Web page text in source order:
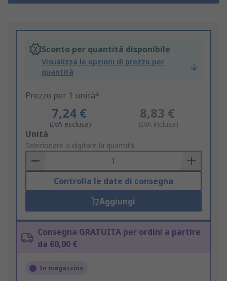
Sconto per quantità disponibile
Visualizza le opzioni di prezzo per
quantità
Prezzo per 1 unità*
7,24 €
(IVA esclusa)
8,83 €
(IVA inclusa)
Add
to
Basket
Unità
Selezionare o digitare la quantità
Controlla le date di consegna
Aggiungi
Consegna GRATUITA per ordini a partire
da 60,00 €
In magazzino